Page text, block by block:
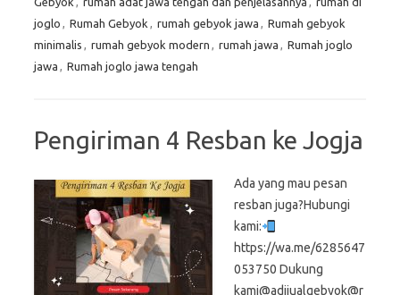
joglo , Rumah Gebyok , rumah gebyok jawa , Rumah gebyok
minimalis , rumah gebyok modern , rumah jawa , Rumah joglo
jawa , Rumah joglo jawa tengah
Pengiriman 4 Resban ke Jogja
Ada yang mau pesan
resban juga?Hubungi
kami:
https://wa.me/6285647
053750 Dukung
kami@adijualgebyok@r